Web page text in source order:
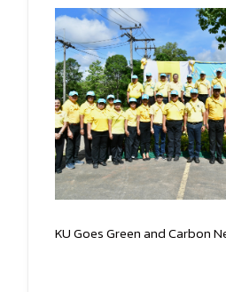
KU Goes Green and Carbon